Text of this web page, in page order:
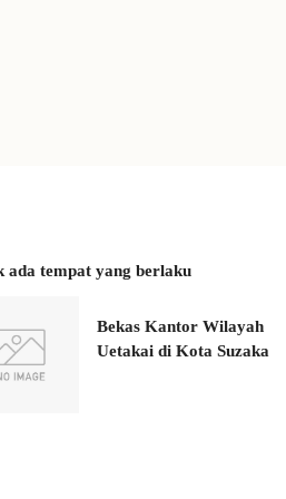
ada tempat yang berlaku
Bekas Kantor Wilayah
Uetakai di Kota Suzaka